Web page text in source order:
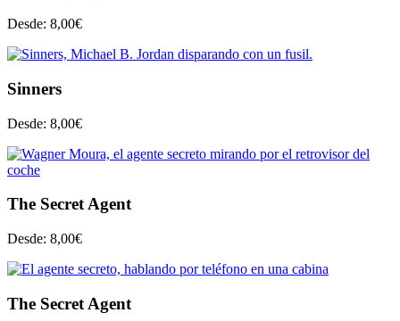
Desde: 8,00€
Sinners
Desde: 8,00€
The Secret Agent
Desde: 8,00€
The Secret Agent